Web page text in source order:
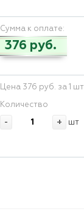
Сумма к оплате:
376 руб.
Цена 376 руб. за 1 шт
Количество
- + шт